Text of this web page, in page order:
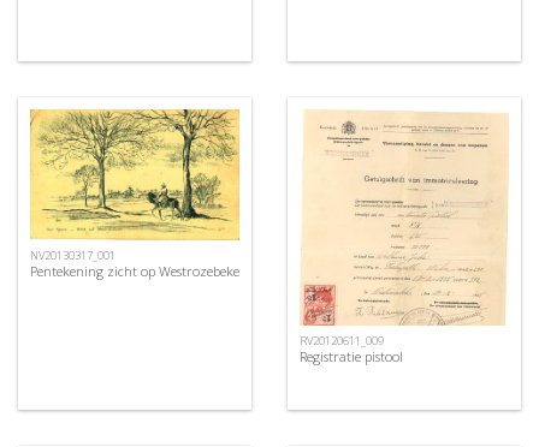
NV20130317_001
Pentekening zicht op Westrozebeke
RV20120611_009
Registratie pistool